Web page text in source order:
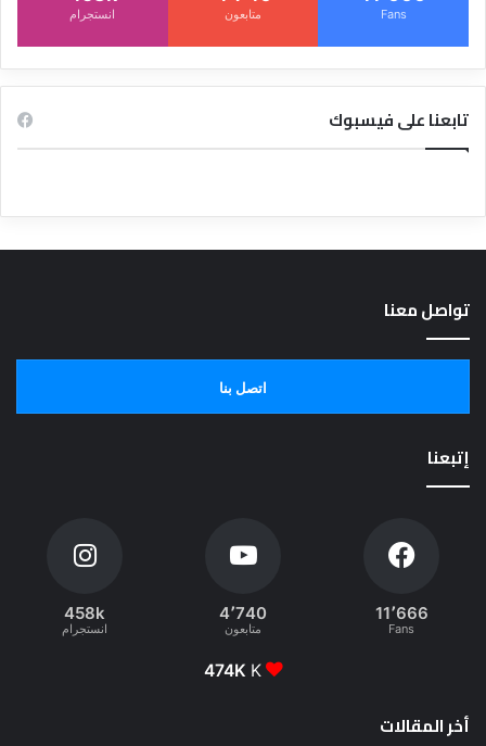
Fans متابعون انستجرام
تابعنا على فيسبوك
تواصل معنا
اتصل بنا
إتبعنا
11٬666
Fans
4٬740
متابعون
458k
انستجرام
474K K
أخر المقالات